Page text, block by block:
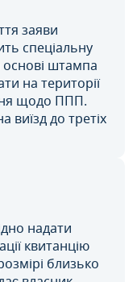
заяви
спеціальну
основі штампа
на території
щодо ППП.
виїзд до третіх
надати
квитанцію
близько